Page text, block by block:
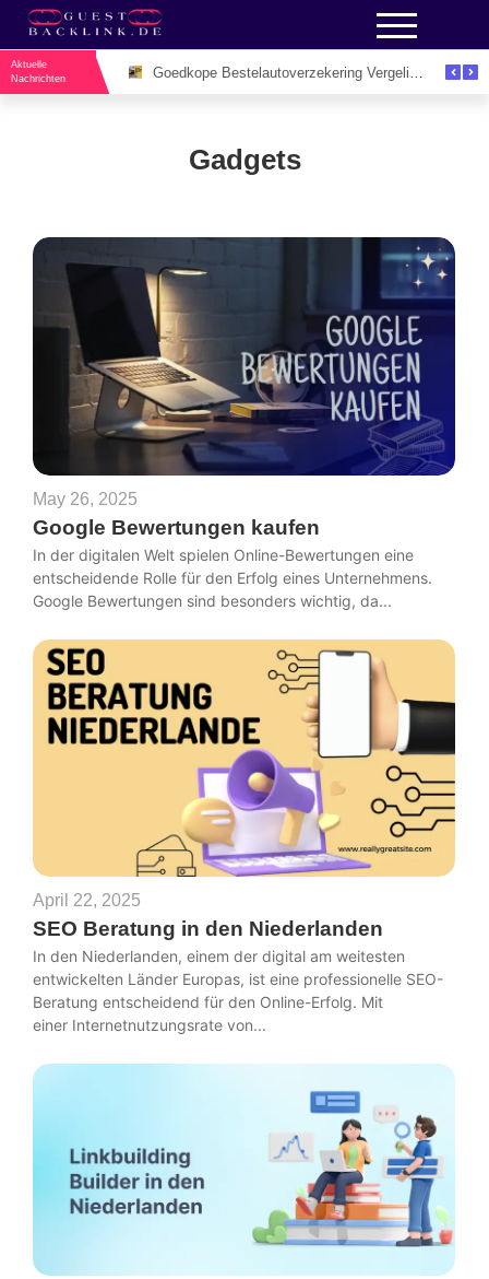
Aktuelle
Nachrichten
Gadgets
May 26, 2025
Google Bewertungen kaufen
In der digitalen Welt spielen Online-Bewertungen eine
entscheidende Rolle für den Erfolg eines Unternehmens.
Google Bewertungen sind besonders wichtig, da...
April 22, 2025
SEO Beratung in den Niederlanden
In den Niederlanden, einem der digital am weitesten
entwickelten Länder Europas, ist eine professionelle SEO-
Beratung entscheidend für den Online-Erfolg. Mit
einer Internetnutzungsrate von...